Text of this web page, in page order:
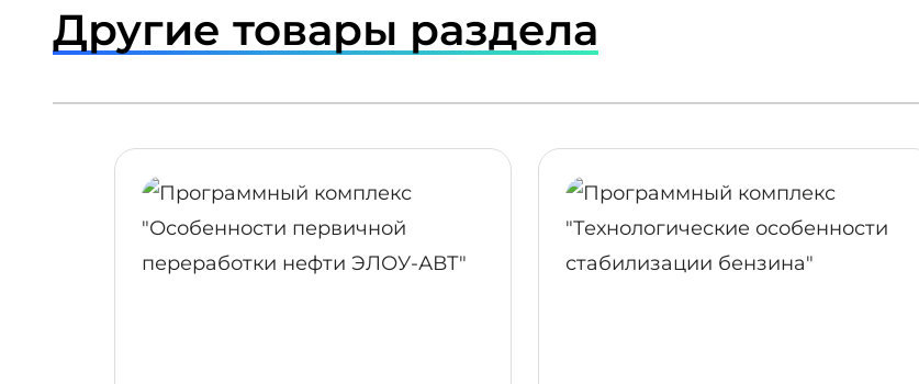
Другие товары раздела
ПОДРОБНЕЕ ПОДРОБНЕЕ